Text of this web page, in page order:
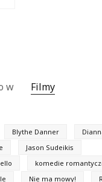
w Filmy
Blythe Danner
Jason Sudeikis
komedie
Nie ma mowy!